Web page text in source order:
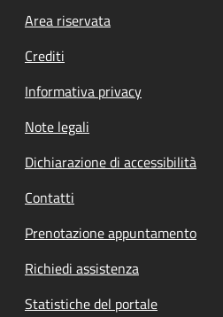
Footer menu
Area riservata
Crediti
Informativa privacy
Note legali
Dichiarazione di accessibilità
Contatti
Prenotazione appuntamento
Richiedi assistenza
Statistiche del portale